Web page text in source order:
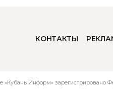
КОНТАКТЫ
«Кубань Информ» зарегистрировано